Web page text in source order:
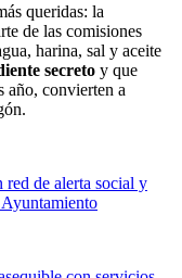
queridas: la
de las comisiones
harina, sal y aceite
secreto y que
año, convierten a
red de alerta social y